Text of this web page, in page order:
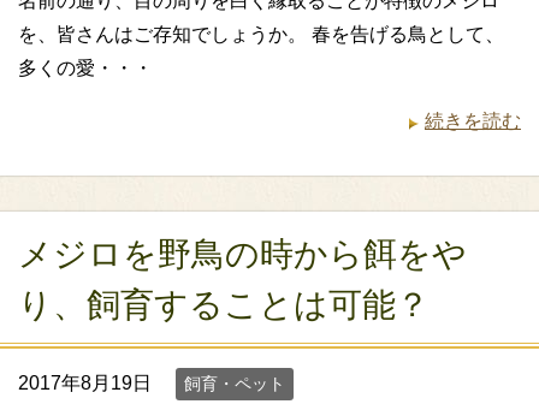
を、皆さんはご存知でしょうか。 春を告げる鳥として、
多くの愛・・・
続きを読む
メジロを野鳥の時から餌をや
り、飼育することは可能？
2017年8月19日 飼育・ペット